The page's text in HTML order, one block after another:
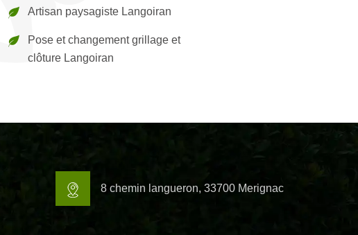
Artisan paysagiste Langoiran
Pose et changement grillage et
clôture Langoiran
8 chemin langueron, 33700 Merignac